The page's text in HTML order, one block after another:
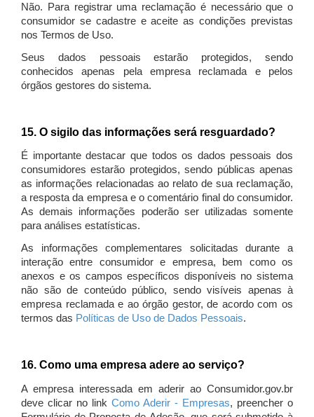
Não. Para registrar uma reclamação é necessário que o
consumidor se cadastre e aceite as condições previstas
nos Termos de Uso.
Seus dados pessoais estarão protegidos, sendo
conhecidos apenas pela empresa reclamada e pelos
órgãos gestores do sistema.
15. O sigilo das informações será resguardado?
É importante destacar que todos os dados pessoais dos
consumidores estarão protegidos, sendo públicas apenas
as informações relacionadas ao relato de sua reclamação,
a resposta da empresa e o comentário final do consumidor.
As demais informações poderão ser utilizadas somente
para análises estatísticas.
As informações complementares solicitadas durante a
interação entre consumidor e empresa, bem como os
anexos e os campos específicos disponíveis no sistema
não são de conteúdo público, sendo visíveis apenas à
empresa reclamada e ao órgão gestor, de acordo com os
termos das Políticas de Uso de Dados Pessoais.
16. Como uma empresa adere ao serviço?
A empresa interessada em aderir ao Consumidor.gov.br
deve clicar no link Como Aderir - Empresas, preencher o